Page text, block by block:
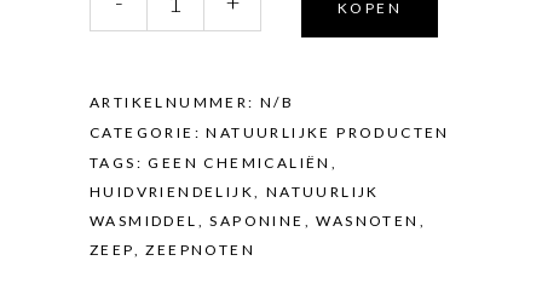
KOPEN
ARTIKELNUMMER: N/B
CATEGORIE:NATUURLIJKE PRODUCTEN
TAGS:GEEN CHEMICALIËN ,
HUIDVRIENDELIJK, NATUURLIJK
WASMIDDEL ,SAPONINE ,WASNOTEN ,
ZEEP,ZEEPNOTEN